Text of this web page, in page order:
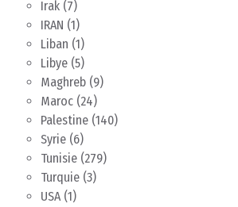
Irak (7)
IRAN (1)
Liban (1)
Libye (5)
Maghreb (9)
Maroc (24)
Palestine (140)
Syrie (6)
Tunisie (279)
Turquie (3)
USA(1)